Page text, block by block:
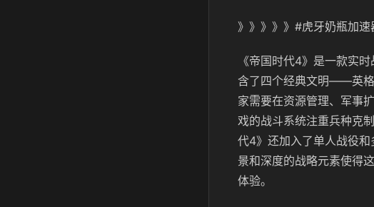
》》》》》#虎牙奶瓶加速
《帝国时代4》是一款实
含了四个经典文明——英格
家需要在资源管理、军事
戏的战斗系统注重兵种克
代4》还加入了单人战役
景和深度的战略元素使得
体验。